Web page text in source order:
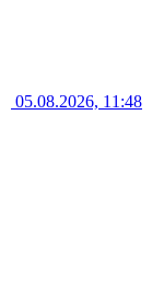
05.08.2026, 11:48